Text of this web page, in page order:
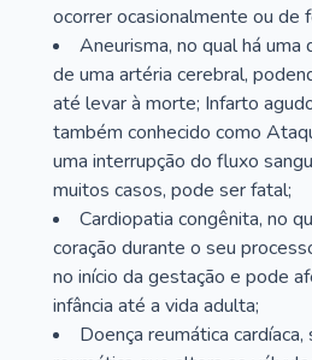
ocorrer ocasionalmente ou de
Aneurisma, no qual há
de uma artéria cerebral,
até levar à morte; Infarto
também conhecido como
uma interrupção do fluxo
muitos casos, pode ser fatal;
Cardiopatia congênita, no
coração durante o seu
no início da gestação e pode
infância até a vida adulta;
Doença reumática